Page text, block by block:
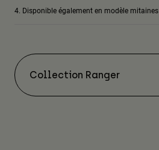
Disponible également en modèle mitaines
Collection Ranger